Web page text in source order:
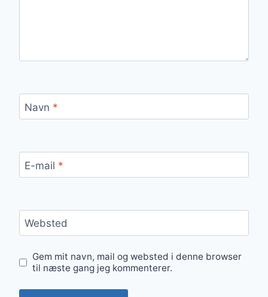
Navn *
E-mail *
Websted
Gem mit navn, mail og websted i denne browser
til næste gang jeg kommenterer.